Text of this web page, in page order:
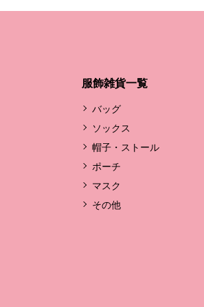
服飾雑貨一覧
バッグ
ソックス
帽子・ストール
ポーチ
マスク
その他